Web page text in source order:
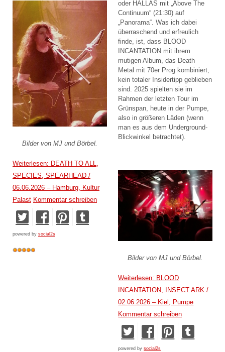
Bilder von MJ und Börbel.
Weiterlesen: DEATH TO ALL,
SPECIES, SPEARHEAD /
06.06.2026 – Hamburg, Kultur
Palast Kommentar schreiben
powered by social2s
oder HÄLLAS mit „Above The
Continuum“ (21:30) auf
„Panorama“. Was ich dabei
überraschend und erfreulich
finde, ist, dass BLOOD
INCANTATION mit ihrem
mutigen Album, das Death
Metal mit 70er Prog kombiniert,
kein totaler Insidertipp geblieben
sind. 2025 spielten sie im
Rahmen der letzten Tour im
Grünspan, heute in der Pumpe,
also in größeren Läden (wenn
man es aus dem Underground-
Blickwinkel betrachtet).
Bilder von MJ und Börbel.
Weiterlesen: BLOOD
INCANTATION, INSECT ARK /
02.06.2026 – Kiel, Pumpe
Kommentar schreiben
powered bysocial2s